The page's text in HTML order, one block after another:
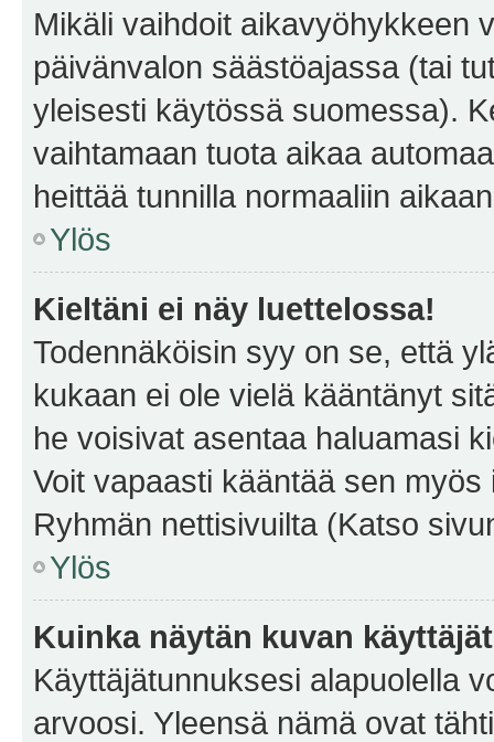
Mikäli vaihdoit aikavyöhykkeen
päivänvalon säästöajassa (tai
yleisesti käytössä suomessa).
vaihtamaan tuota aikaa
heittää tunnilla normaaliin
Ylös
Kieltäni ei näy luettelossa!
Todennäköisin syy on se, että
kukaan ei ole vielä kääntänyt
he voisivat asentaa haluamasi
Voit vapaasti kääntää sen
Ryhmän nettisivuilta (Katso
Ylös
Kuinka näytän kuvan
Käyttäjätunnuksesi alapuolella
arvoosi. Yleensä nämä ovat